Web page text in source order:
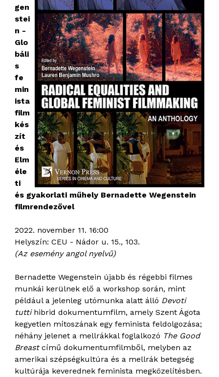
gen
stei
n -
Glo
báli
s
fe
min
ista
film
kés
zít
és
Elm
éle
ti
és gyakorlati műhely Bernadette Wegenstein
filmrendezővel
2022. november 11. 16:00
Helyszín: CEU - Nádor u. 15., 103.
(Az esemény angol nyelvű)
Bernadette Wegenstein újabb és régebbi filmes
munkái kerülnek elő a workshop során, mint
például a jelenleg utómunka alatt álló Devoti
tuttihibrid dokumentumfilm, amely Szent Ágota
kegyetlen mítoszának egy feminista feldolgozása;
néhány jelenet a mellrákkal foglalkozó The Good
Breastcímű dokumentumfilmből, melyben az
amerikai szépségkultúra és a mellrák betegség
kultúrája keverednek feminista megközelítésben.